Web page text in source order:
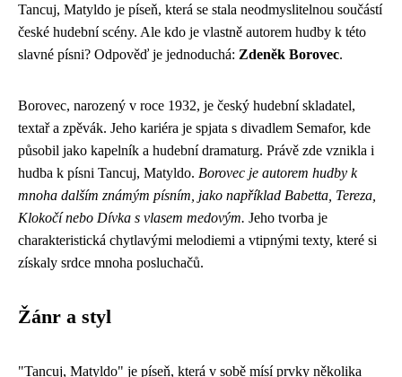
Tancuj, Matyldo je píseň, která se stala neodmyslitelnou součástí
české hudební scény. Ale kdo je vlastně autorem hudby k této
slavné písni? Odpověď je jednoduchá: Zdeněk Borovec.
Borovec, narozený v roce 1932, je český hudební skladatel,
textař a zpěvák. Jeho kariéra je spjata s divadlem Semafor, kde
působil jako kapelník a hudební dramaturg. Právě zde vznikla i
hudba k písni Tancuj, Matyldo. Borovec je autorem hudby k
mnoha dalším známým písním, jako například Babetta, Tereza,
Klokočí nebo Dívka s vlasem medovým. Jeho tvorba je
charakteristická chytlavými melodiemi a vtipnými texty, které si
získaly srdce mnoha posluchačů.
Žánr a styl
"Tancuj, Matyldo" je píseň, která v sobě mísí prvky několika